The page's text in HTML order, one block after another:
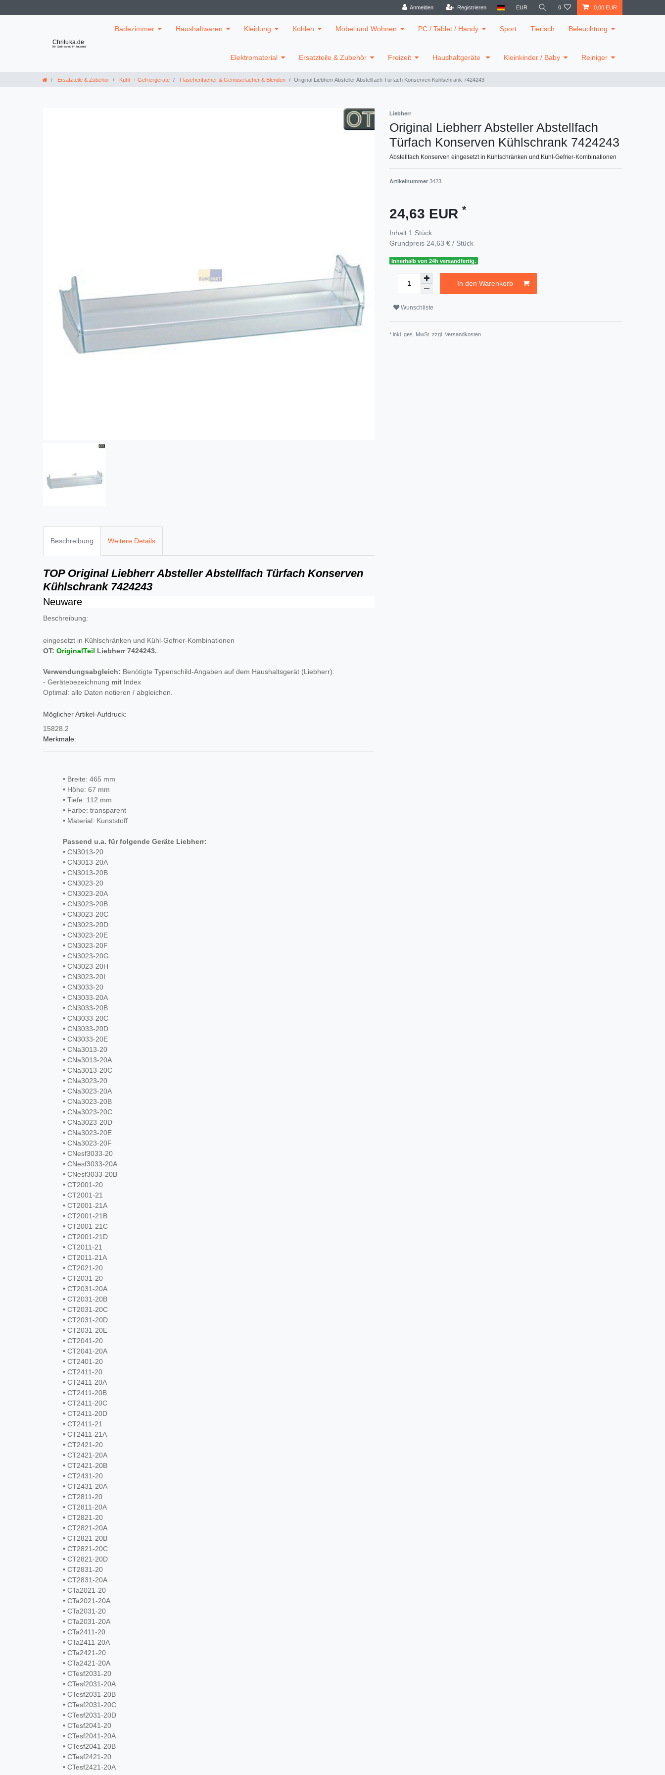
Anmelden Registrieren EUR 0 0,00 EUR
Badezimmer Haushaltwaren Kleidung Kohlen Möbel und Wohnen PC / Tablet / Handy Sport Tierisch Beleuchtung
Elektromaterial Ersatzteile & Zubehör Freizeit Haushaltgeräte Kleinkinder / Baby Reiniger
Ersatzteile & Zubehör Kühl- + Gefriergeräte Flaschenfächer & Gemüsefächer & Blenden Original Liebherr Absteller Abstellfach Türfach Konserven Kühlschrank 7424243
Liebherr
Original Liebherr Absteller Abstellfach
Türfach Konserven Kühlschrank 7424243
Abstellfach Konserven eingesetzt in Kühlschränken und Kühl-Gefrier-Kombinationen
Artikelnummer 3423
24,63 EUR *
Inhalt 1 Stück
Grundpreis 24,63 € / Stück
Innerhalb von 24h versandfertig.
In den Warenkorb
Wunschliste
* inkl. ges. MwSt. zzgl. Versandkosten
Beschreibung Weitere Details
TOP Original Liebherr Absteller Abstellfach Türfach Konserven
Kühlschrank 7424243
Neuware
Beschreibung:
eingesetzt in Kühlschränken und Kühl-Gefrier-Kombinationen
OT: OriginalTeil Liebherr 7424243.
Verwendungsabgleich: Benötigte Typenschild-Angaben auf dem Haushaltsgerät (Liebherr):
- Gerätebezeichnung mit Index
Optimal: alle Daten notieren / abgleichen.
Möglicher Artikel-Aufdruck:
15828.2
Merkmale:
• Breite: 465 mm
• Höhe: 67 mm
• Tiefe: 112 mm
• Farbe: transparent
• Material: Kunststoff
Passend u.a. für folgende Geräte Liebherr:
• CN3013-20
• CN3013-20A
• CN3013-20B
• CN3023-20
• CN3023-20A
• CN3023-20B
• CN3023-20C
• CN3023-20D
• CN3023-20E
• CN3023-20F
• CN3023-20G
• CN3023-20H
• CN3023-20I
• CN3033-20
• CN3033-20A
• CN3033-20B
• CN3033-20C
• CN3033-20D
• CN3033-20E
• CNa3013-20
• CNa3013-20A
• CNa3013-20C
• CNa3023-20
• CNa3023-20A
• CNa3023-20B
• CNa3023-20C
• CNa3023-20D
• CNa3023-20E
• CNa3023-20F
• CNesf3033-20
• CNesf3033-20A
• CNesf3033-20B
• CT2001-20
• CT2001-21
• CT2001-21A
• CT2001-21B
• CT2001-21C
• CT2001-21D
• CT2011-21
• CT2011-21A
• CT2021-20
• CT2031-20
• CT2031-20A
• CT2031-20B
• CT2031-20C
• CT2031-20D
• CT2031-20E
• CT2041-20
• CT2041-20A
• CT2401-20
• CT2411-20
• CT2411-20A
• CT2411-20B
• CT2411-20C
• CT2411-20D
• CT2411-21
• CT2411-21A
• CT2421-20
• CT2421-20A
• CT2421-20B
• CT2431-20
• CT2431-20A
• CT2811-20
• CT2811-20A
• CT2821-20
• CT2821-20A
• CT2821-20B
• CT2821-20C
• CT2821-20D
• CT2831-20
• CT2831-20A
• CTa2021-20
• CTa2021-20A
• CTa2031-20
• CTa2031-20A
• CTa2411-20
• CTa2411-20A
• CTa2421-20
• CTa2421-20A
• CTesf2031-20
• CTesf2031-20A
• CTesf2031-20B
• CTesf2031-20C
• CTesf2031-20D
• CTesf2041-20
• CTesf2041-20A
• CTesf2041-20B
• CTesf2421-20
• CTesf2421-20A